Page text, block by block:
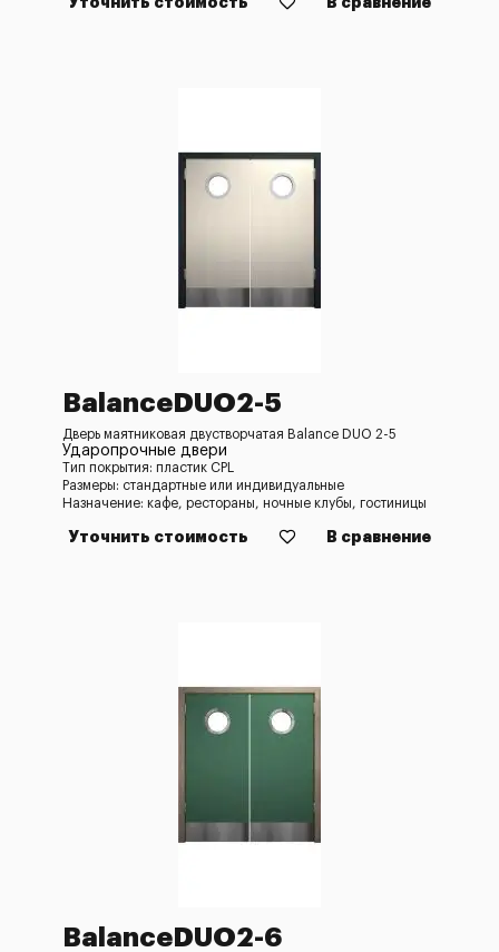
BalanceDUO2-5
Дверь маятниковая двустворчатая Balance DUO 2-5
Ударопрочные двери
Тип покрытия: пластик CPL
Размеры: стандартные или индивидуальные
Назначение: кафе, рестораны, ночные клубы, гостиницы
Уточнить стоимость В сравнение
BalanceDUO2-6